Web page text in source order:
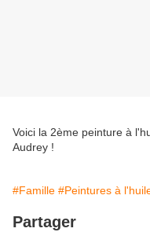
Voici la 2ème peinture à
Audrey !
#Famille #Peintures à
Partager